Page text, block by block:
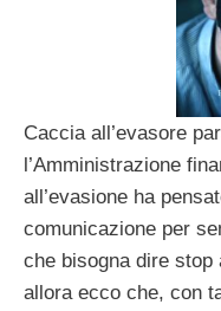
Caccia all’evasore
l’Amministrazione
all’evasione ha
comunicazione per
che bisogna dire
allora ecco che, con